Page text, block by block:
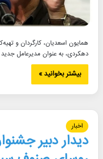
همایون اسعدیان، کارگردان و
دهکردی، به عنوان مدیرعامل
بیشتر بخوانید »
اخبار
دیدار دبیر